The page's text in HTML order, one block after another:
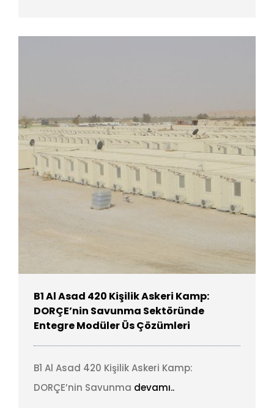
B1 Al Asad 420 Kişilik Askeri Kamp:
DORÇE’nin Savunma Sektöründe
Entegre Modüler Üs Çözümleri
B1 Al Asad 420 Kişilik Askeri Kamp:
DORÇE’nin Savunma devamı..